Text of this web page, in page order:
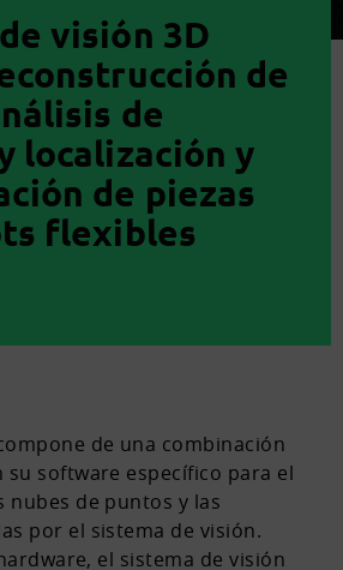
visión 3D
de
de
localización y
de piezas
flexibles
de una combinación
su software específico para el
nubes de puntos y las
por el sistema de visión.
el sistema de visión